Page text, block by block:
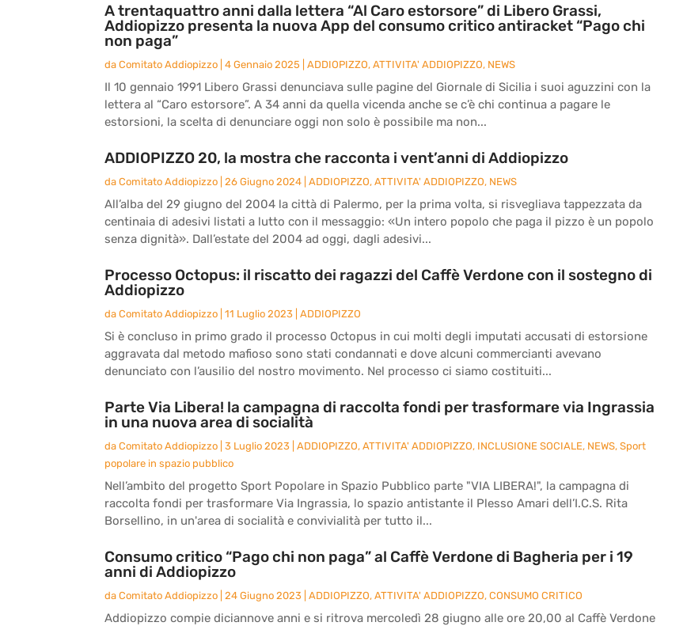
A trentaquattro anni dalla lettera “Al Caro estorsore” di Libero Grassi,
Addiopizzo presenta la nuova App del consumo critico antiracket “Pago chi
non paga”
da Comitato Addiopizzo 4 Gennaio 2025 ADDIOPIZZO, ATTIVITA' ADDIOPIZZO, NEWS
Il 10 gennaio 1991 Libero Grassi denunciava sulle pagine del Giornale di Sicilia i suoi aguzzini con la
lettera al “Caro estorsore”. A 34 anni da quella vicenda anche se c’è chi continua a pagare le
estorsioni, la scelta di denunciare oggi non solo è possibile ma non...
ADDIOPIZZO 20, la mostra che racconta i vent’anni di Addiopizzo
da Comitato Addiopizzo 26 Giugno 2024 ADDIOPIZZO, ATTIVITA' ADDIOPIZZO, NEWS
All’alba del 29 giugno del 2004 la città di Palermo, per la prima volta, si risvegliava tappezzata da
centinaia di adesivi listati a lutto con il messaggio: «Un intero popolo che paga il pizzo è un popolo
senza dignità». Dall’estate del 2004 ad oggi, dagli adesivi...
Processo Octopus: il riscatto dei ragazzi del Caffè Verdone con il sostegno di
Addiopizzo
da Comitato Addiopizzo 11 Luglio 2023 ADDIOPIZZO
Si è concluso in primo grado il processo Octopus in cui molti degli imputati accusati di estorsione
aggravata dal metodo mafioso sono stati condannati e dove alcuni commercianti avevano
denunciato con l’ausilio del nostro movimento. Nel processo ci siamo costituiti...
Parte Via Libera! la campagna di raccolta fondi per trasformare via Ingrassia
in una nuova area di socialità
da Comitato Addiopizzo 3 Luglio 2023 ADDIOPIZZO, ATTIVITA' ADDIOPIZZO, INCLUSIONE SOCIALE, NEWS, Sport
popolare in spazio pubblico
Nell’ambito del progetto Sport Popolare in Spazio Pubblico parte "VIA LIBERA!", la campagna di
raccolta fondi per trasformare Via Ingrassia, lo spazio antistante il Plesso Amari dell’I.C.S. Rita
Borsellino, in un'area di socialità e convivialità per tutto il...
Consumo critico “Pago chi non paga” al Caffè Verdone di Bagheria per i 19
anni di Addiopizzo
da Comitato Addiopizzo 24 Giugno 2023 ADDIOPIZZO, ATTIVITA' ADDIOPIZZO, CONSUMO CRITICO
Addiopizzo compie diciannove anni e si ritrova mercoledì 28 giugno alle ore 20,00 al Caffè Verdone